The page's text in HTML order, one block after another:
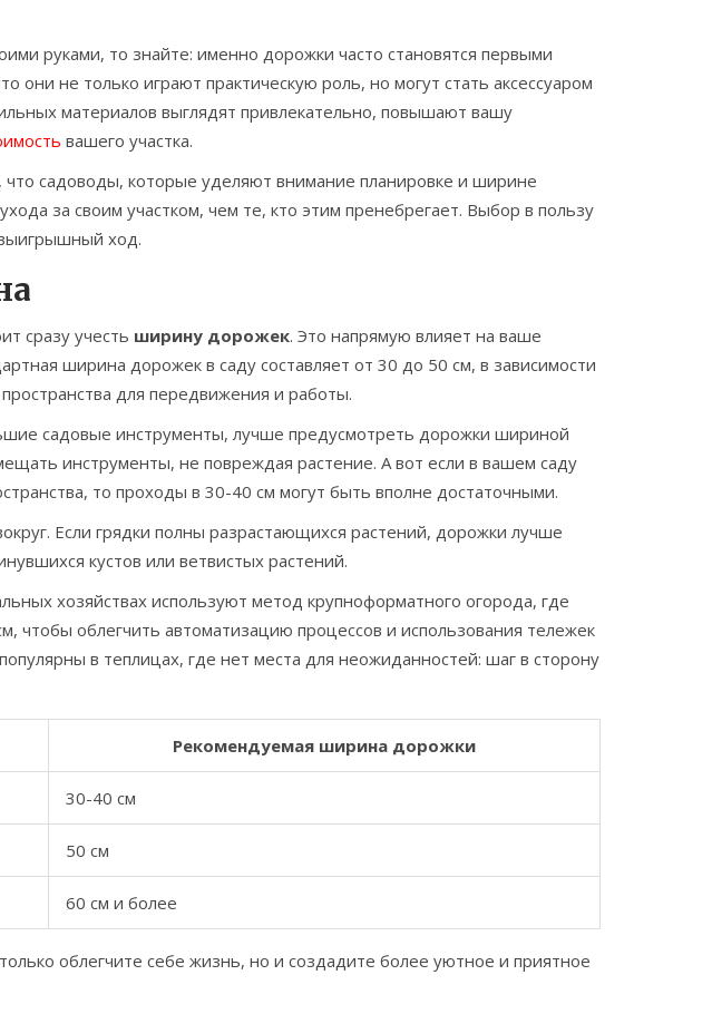
руками, то знайте: именно дорожки часто становятся первыми
они не только играют практическую роль, но могут стать аксессуаром
материалов выглядят привлекательно, повышают вашу
вашего участка.
что садоводы, которые уделяют внимание планировке и ширине
за своим участком, чем те, кто этим пренебрегает. Выбор в пользу
ход.
сразу учесть ширину дорожек. Это напрямую влияет на ваше
ширина дорожек в саду составляет от 30 до 50 см, в зависимости
для передвижения и работы.
садовые инструменты, лучше предусмотреть дорожки шириной
инструменты, не повреждая растение. А вот если в вашем саду
то проходы в 30-40 см могут быть вполне достаточными.
Если грядки полны разрастающихся растений, дорожки лучше
кустов или ветвистых растений.
хозяйствах используют метод крупноформатного огорода, где
чтобы облегчить автоматизацию процессов и использования тележек
в теплицах, где нет места для неожиданностей: шаг в сторону
Рекомендуемая ширина дорожки
30-40 см
50 см
60 см и более
облегчите себе жизнь, но и создадите более уютное и приятное